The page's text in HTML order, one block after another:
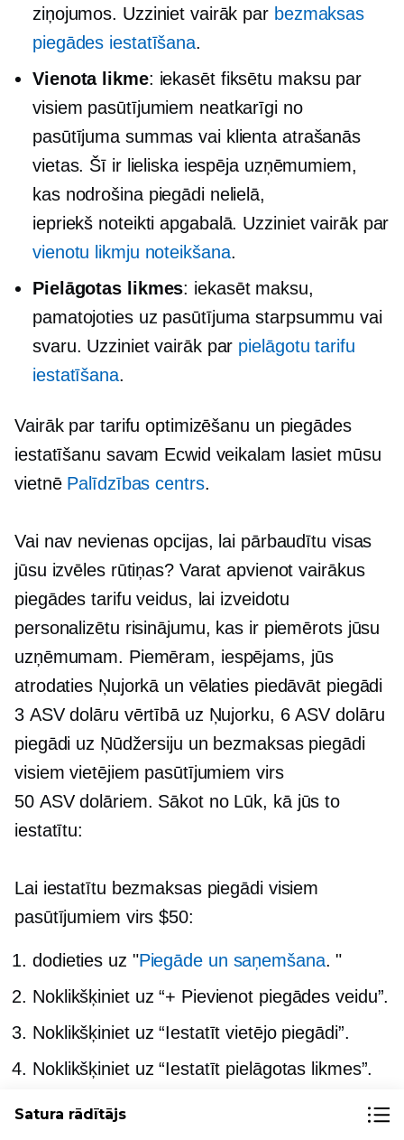
ziņojumos. Uzziniet vairāk par bezmaksas
piegādes iestatīšana.
Vienota likme: iekasēt fiksētu maksu par
visiem pasūtījumiem neatkarīgi no
pasūtījuma summas vai klienta atrašanās
vietas. Šī ir lieliska iespēja uzņēmumiem,
kas nodrošina piegādi nelielā,
iepriekš noteikti apgabalā. Uzziniet vairāk par
vienotu likmju noteikšana.
Pielāgotas likmes: iekasēt maksu,
pamatojoties uz pasūtījuma starpsummu vai
svaru. Uzziniet vairāk par pielāgotu tarifu
iestatīšana.
Vairāk par tarifu optimizēšanu un piegādes
iestatīšanu savam Ecwid veikalam lasiet mūsu
vietnē Palīdzības centrs.
Vai nav nevienas opcijas, lai pārbaudītu visas
jūsu izvēles rūtiņas? Varat apvienot vairākus
piegādes tarifu veidus, lai izveidotu
personalizētu risinājumu, kas ir piemērots jūsu
uzņēmumam. Piemēram, iespējams, jūs
atrodaties Ņujorkā un vēlaties piedāvāt piegādi
3 ASV dolāru vērtībā uz Ņujorku, 6 ASV dolāru
piegādi uz Ņūdžersiju un bezmaksas piegādi
visiem vietējiem pasūtījumiem virs
50 ASV dolāriem. Sākot noLūk, kā jūs to
iestatītu:
Lai iestatītu bezmaksas piegādi visiem
pasūtījumiem virs $50:
dodieties uz "Piegāde un saņemšana. "
Noklikšķiniet uz “+ Pievienot piegādes veidu”.
Noklikšķiniet uz “Iestatīt vietējo piegādi”.
Noklikšķiniet uz “Iestatīt pielāgotas likmes”.
Ievadiet piegādes nosaukumu metodei, kas
Satura rādītājs